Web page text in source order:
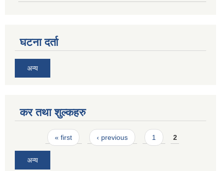
घटना दर्ता
अन्य
कर तथा शुल्कहरु
Pages« first ‹ previous 1 2
अन्य